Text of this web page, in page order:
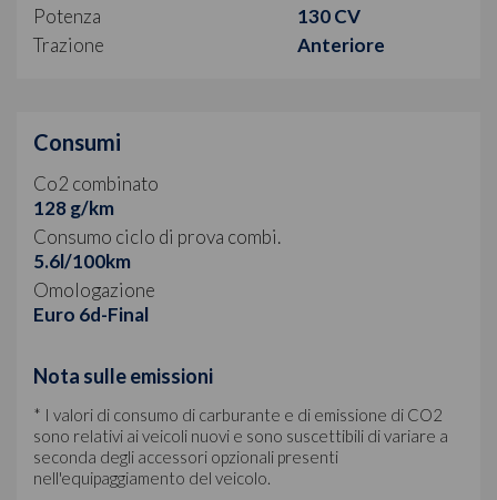
Potenza
130 CV
Trazione
Anteriore
Consumi
Co2 combinato
128 g/km
Consumo ciclo di prova combi.
5.6l/100km
Omologazione
Euro 6d-Final
Nota sulle emissioni
* I valori di consumo di carburante e di emissione di CO2
sono relativi ai veicoli nuovi e sono suscettibili di variare a
seconda degli accessori opzionali presenti
nell'equipaggiamento del veicolo.